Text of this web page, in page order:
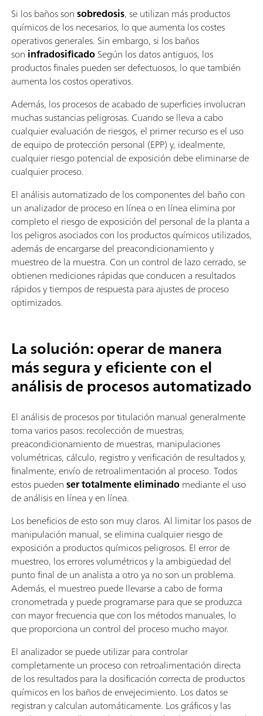
Si los baños sonsobredosis, se utilizan más productos
químicos de los necesarios, lo que aumenta los costes
operativos generales. Sin embargo, si los baños
son infradosificadoSegún los datos antiguos, los
productos finales pueden ser defectuosos, lo que también
aumenta los costos operativos.
Además, los procesos de acabado de superficies involucran
muchas sustancias peligrosas. Cuando se lleva a cabo
cualquier evaluación de riesgos, el primer recurso es el uso
de equipo de protección personal (EPP) y, idealmente,
cualquier riesgo potencial de exposición debe eliminarse de
cualquier proceso.
El análisis automatizado de los componentes del baño con
un analizador de proceso en línea o en línea elimina por
completo el riesgo de exposición del personal de la planta a
los peligros asociados con los productos químicos utilizados,
además de encargarse del preacondicionamiento y
muestreo de la muestra. Con un control de lazo cerrado, se
obtienen mediciones rápidas que conducen a resultados
rápidos y tiempos de respuesta para ajustes de proceso
optimizados.
La solución: operar de manera
más segura y eficiente con el
análisis de procesos automatizado
El análisis de procesos por titulación manual generalmente
toma varios pasos: recolección de muestras,
preacondicionamiento de muestras, manipulaciones
volumétricas, cálculo, registro y verificación de resultados y,
finalmente, envío de retroalimentación al proceso. Todos
estos puedenser totalmente eliminadomediante el uso
de análisis en línea y en línea.
Los beneficios de esto son muy claros. Al limitar los pasos de
manipulación manual, se elimina cualquier riesgo de
exposición a productos químicos peligrosos. El error de
muestreo, los errores volumétricos y la ambigüedad del
punto final de un analista a otro ya no son un problema.
Además, el muestreo puede llevarse a cabo de forma
cronometrada y puede programarse para que se produzca
con mayor frecuencia que con los métodos manuales, lo
que proporciona un control del proceso mucho mayor.
El analizador se puede utilizar para controlar
completamente un proceso con retroalimentación directa
de los resultados para la dosificación correcta de productos
químicos en los baños de envejecimiento. Los datos se
registran y calculan automáticamente. Los gráficos y las